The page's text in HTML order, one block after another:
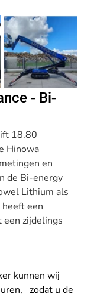
- Bi-
18.80
Hinowa
en
de Bi-energy
Lithium als
een
zijdelings
kunnen wij
zodat u de